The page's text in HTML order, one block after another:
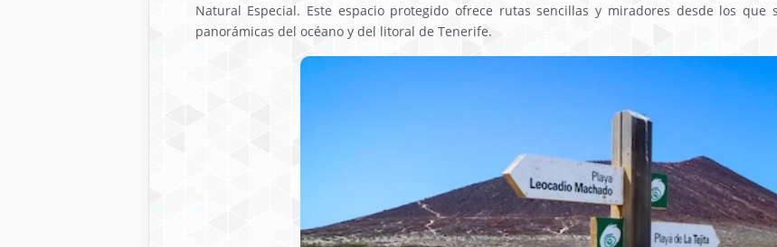
Natural Especial. Este espacio protegido ofrece rutas sencillas y miradores desde los
panorámicas del océano y del litoral de Tenerife.